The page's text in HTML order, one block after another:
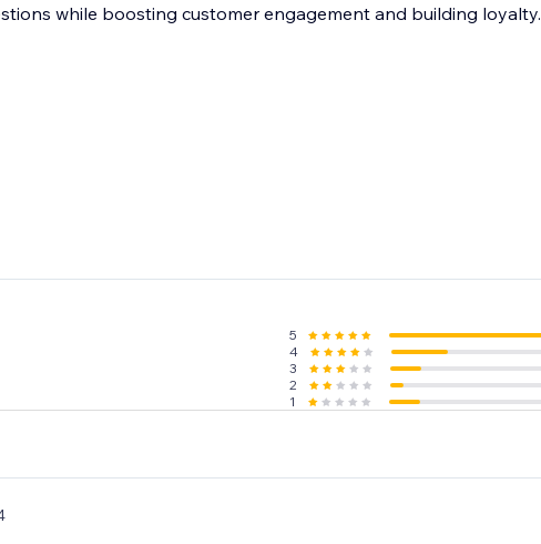
questions while boosting customer engagement and building loyalty.
5
4
3
2
1